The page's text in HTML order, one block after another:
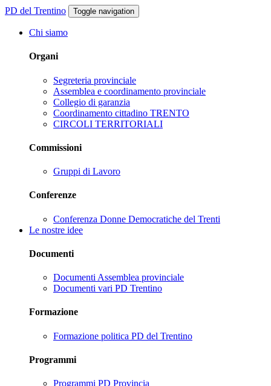
PD del Trentino Toggle navigation
Chi siamo
Organi
Segreteria provinciale
Assemblea e coordinamento provinciale
Collegio di garanzia
Coordinamento cittadino TRENTO
CIRCOLI TERRITORIALI
Commissioni
Gruppi di Lavoro
Conferenze
Conferenza Donne Democratiche del Trenti
Le nostre idee
Documenti
Documenti Assemblea provinciale
Documenti vari PD Trentino
Formazione
Formazione politica PD del Trentino
Programmi
Programmi PD Provincia